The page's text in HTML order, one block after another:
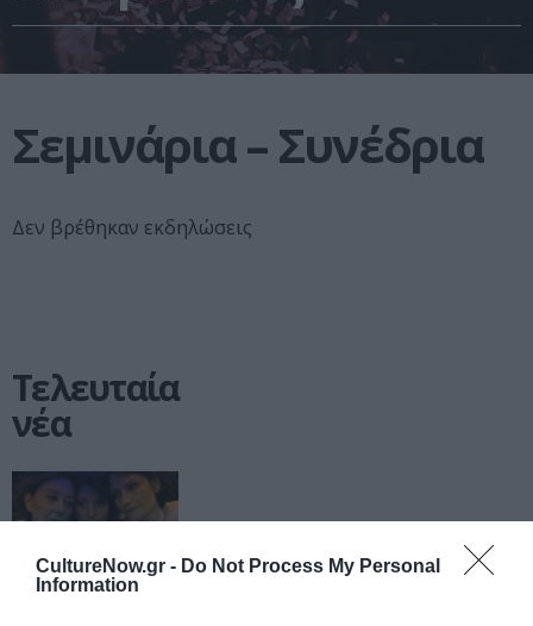
CultureNow.gr - Do Not Process My Personal
Information
Σεμινάρια – Συνέδρια
Δεν βρέθηκαν εκδηλώσεις
Τελευταία
νέα
ΘΕΑΤΡΟ - ΧΟΡΟΣ /